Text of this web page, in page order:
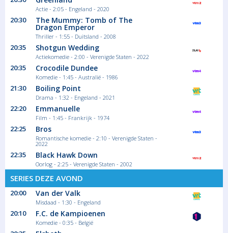
Shopping Hours
Chaque jour, un produit exclusif est mis en...
Magazine - duiding Teleshoppen
Actie - 2:05 - Engeland - 2020
20:30 The Mummy: Tomb of The
Dragon Emperor
Thriller - 1:55 - Duitsland - 2008
20:35 Shotgun Wedding
Actiekomedie - 2:00 - Verenigde Staten - 2022
20:35 Crocodile Dundee
Komedie - 1:45 - Australië - 1986
21:30 Boiling Point
Drama - 1:32 - Engeland - 2021
22:20 Emmanuelle
Film - 1:45 - Frankrijk - 1974
22:25 Bros
Romantische komedie - 2:10 - Verenigde Staten -
2022
22:35 Black Hawk Down
Oorlog - 2:25 - Verenigde Staten - 2002
SERIES DEZE AVOND
20:00 Van der Valk
Misdaad - 1:30 - Engeland
20:10 F.C. de Kampioenen
Komedie - 0:35 - België